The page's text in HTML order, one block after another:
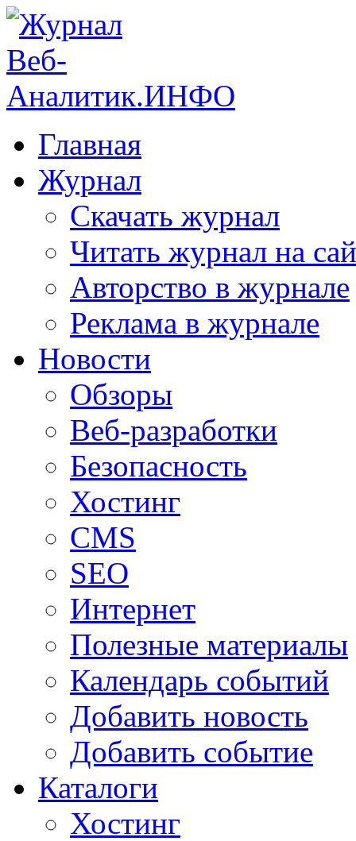
Главная
Журнал
Скачать журнал
Читать журнал на
Авторство в журнале
Реклама в журнале
Новости
Обзоры
Веб-разработки
Безопасность
Хостинг
CMS
SEO
Интернет
Полезные материалы
Календарь событий
Добавить новость
Добавить событие
Каталоги
Хостинг